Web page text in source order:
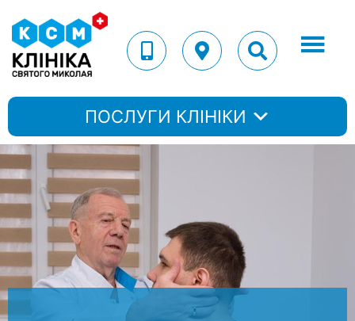
ПОСЛУГИ КЛІНІКИ